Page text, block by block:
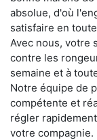
absolue, d'où
satisfaire en
Avec nous, votre
contre les
semaine et à
Notre équipe de
compétente et
régler
votre compagnie.